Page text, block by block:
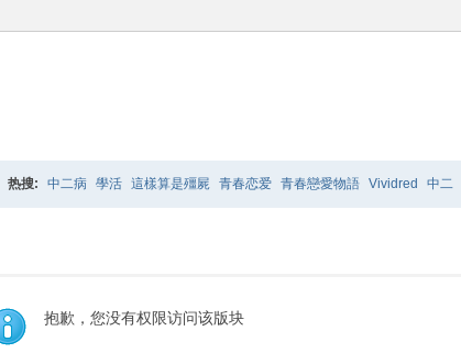
热搜: 中二病 學活 這樣算是殭屍 青春恋爱 青春戀愛物語 Vividred 中二
抱歉，您没有权限访问该版块